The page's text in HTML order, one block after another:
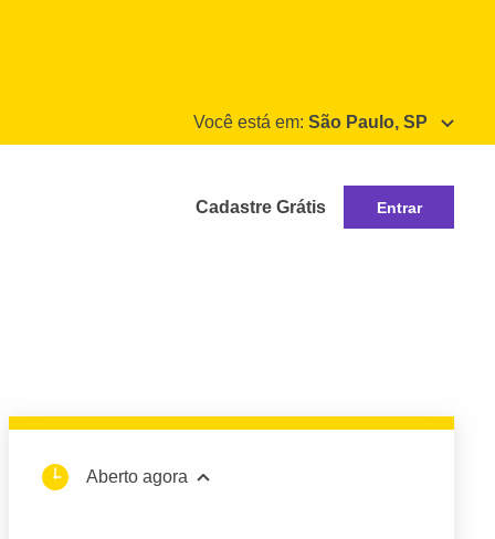
Você está em: São Paulo, SP
Cadastre Grátis Entrar
Aberto agora